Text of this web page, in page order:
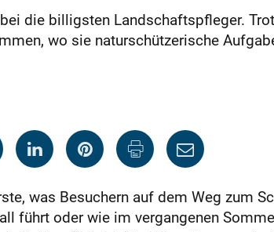
die billigsten Landschaftspfleger.
wo sie naturschützerische
was Besuchern auf dem Weg zum
führt oder wie im vergangenen